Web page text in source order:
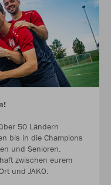
50 Ländern
bis in die Champions
und Senioren.
zwischen eurem
und JAKO.